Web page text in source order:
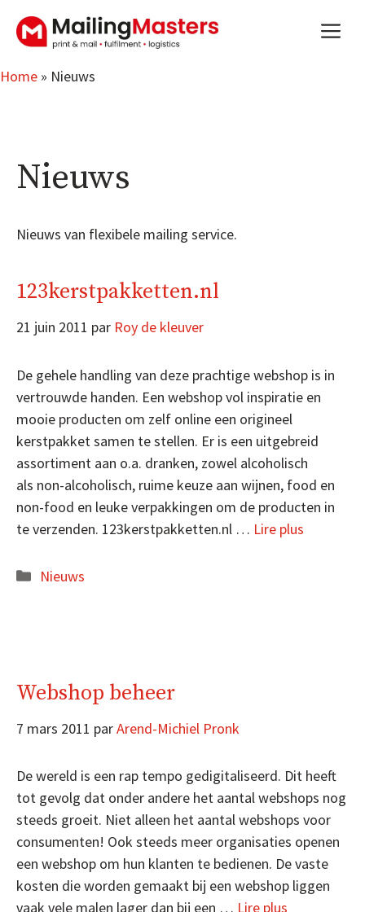
Home » Nieuws
Nieuws
Nieuws van flexibele mailing service.
123kerstpakketten.nl
21 juin 2011 par Roy de kleuver
De gehele handling van deze prachtige webshop is in
vertrouwde handen. Een webshop vol inspiratie en
mooie producten om zelf online een origineel
kerstpakket samen te stellen. Er is een uitgebreid
assortiment aan o.a. dranken, zowel alcoholisch
als non-alcoholisch, ruime keuze aan wijnen, food en
non-food en leuke verpakkingen om de producten in
te verzenden. 123kerstpakketten.nl … Lire plus
Catégories
Nieuws
Webshop beheer
7 mars 2011 parArend-Michiel Pronk
De wereld is een rap tempo gedigitaliseerd. Dit heeft
tot gevolg dat onder andere het aantal webshops nog
steeds groeit. Niet alleen het aantal webshops voor
consumenten! Ook steeds meer organisaties openen
een webshop om hun klanten te bedienen. De vaste
kosten die worden gemaakt bij een webshop liggen
vaak vele malen lager dan bij een … Lire plus